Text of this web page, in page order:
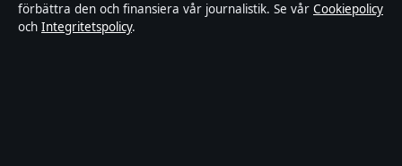
Källor & standarder
Redaktionell policy
förbättra den och finansiera vår journalistik. Se vår Cookiepolicy
och Integritetspolicy.